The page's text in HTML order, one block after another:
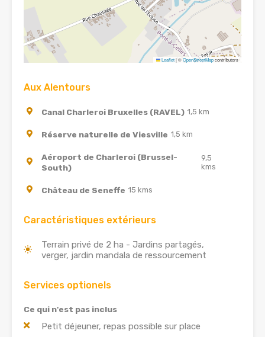
Leaflet|©OpenStreetMapcontributors
Aux Alentours
Canal Charleroi Bruxelles (RAVEL) 1,5 km
Réserve naturelle de Viesville 1,5 km
Aéroport de Charleroi (Brussel-
South)
9,5
kms
Château de Seneffe 15 kms
Caractéristiques extérieurs
Terrain privé de 2 ha - Jardins partagés,
verger, jardin mandala de ressourcement
Services optionels
Ce qui n'est pas inclus
Petit déjeuner, repas possible sur place